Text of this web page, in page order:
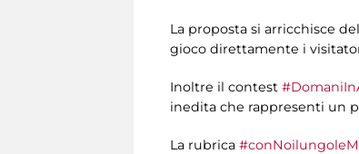
La proposta si arricchisce
gioco direttamente i
Inoltre il contest
inedita che rappresenti un
La rubrica